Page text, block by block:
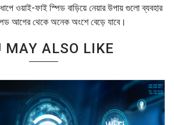
ওয়াই-ফাই স্পিড বাড়িয়ে নেয়ার উপায় গুলো ব্যবহার
আগের থেকে অনেক অংশে বেড়ে যাবে।
MAY ALSO LIKE